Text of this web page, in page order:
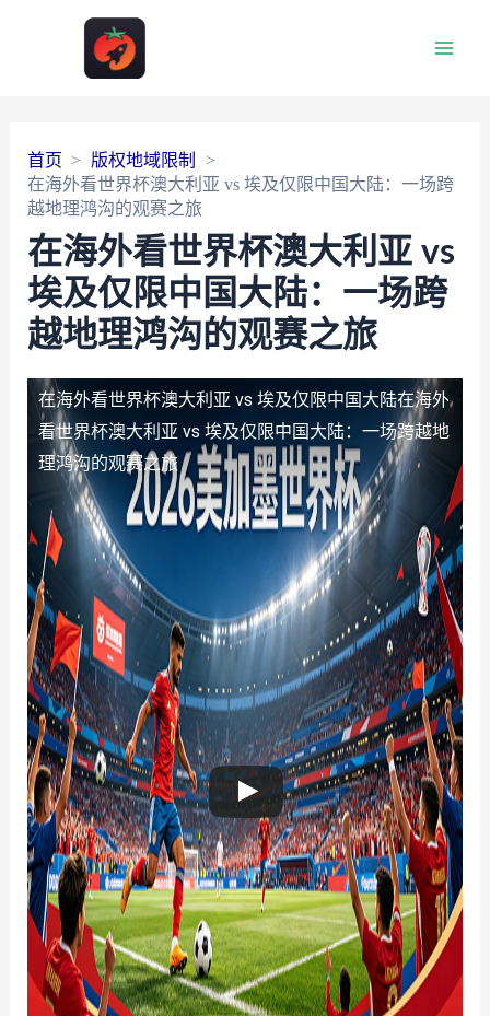
首页
版权地域限制
在海外看世界杯澳大利亚 vs 埃及仅限中国大陆：一场跨
越地理鸿沟的观赛之旅
在海外看世界杯澳大利亚 vs
埃及仅限中国大陆：一场跨
越地理鸿沟的观赛之旅
在海外看世界杯澳大利亚 vs 埃及仅限中国大陆在海外
看世界杯澳大利亚 vs 埃及仅限中国大陆：一场跨越地
理鸿沟的观赛之旅